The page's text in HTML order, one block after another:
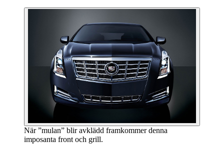
När ”mulan” blir avklädd framkommer denna
imposanta front och grill.